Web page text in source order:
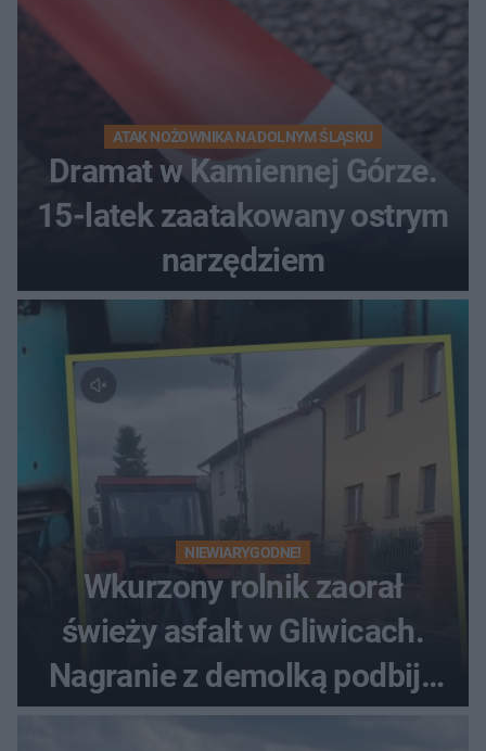
ATAK NOŻOWNIKA NA DOLNYM ŚLĄSKU
Dramat w Kamiennej Górze.
15-latek zaatakowany ostrym
narzędziem
NIEWIARYGODNE!
Wkurzony rolnik zaorał
świeży asfalt w Gliwicach.
Nagranie z demolką podbija
sieć